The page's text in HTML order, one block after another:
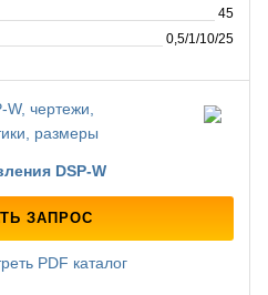
45
0,5/1/10/25
DSP-W
ЗАПРОС
PDF каталог